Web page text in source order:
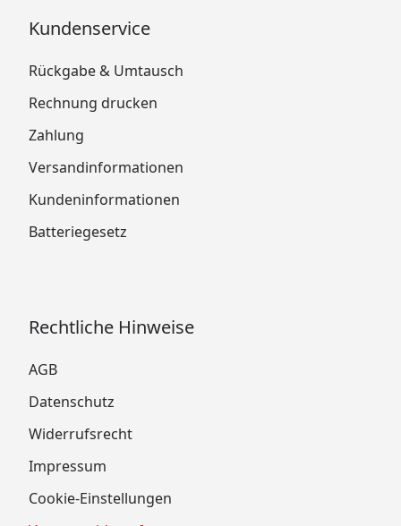
Kundenservice
Rückgabe & Umtausch
Rechnung drucken
Zahlung
Versandinformationen
Kundeninformationen
Batteriegesetz
Rechtliche Hinweise
AGB
Datenschutz
Widerrufsrecht
Impressum
Cookie-Einstellungen